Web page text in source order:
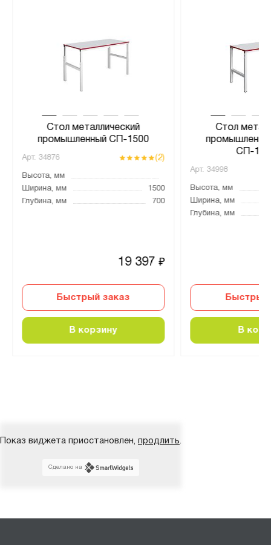
Стол металлический
промышленный СП-1500
Арт. 34876 (2)
Высота, мм
Ширина, мм
1500
Глубина, мм
700
19 397₽
Быстрый заказ
В корзину
Стол
СП-
Арт. 34998
Высота, мм
Ширина, мм
Глубина, мм
Быстрый
В
Показ виджета приостановлен, продлить.
Сделано на